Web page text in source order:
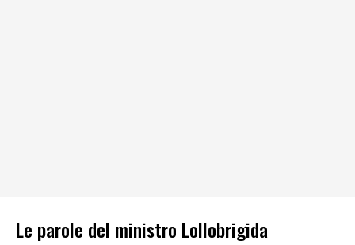
Le parole del ministro Lollobrigida